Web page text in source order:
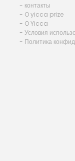
- контакты
- O yicca prize
- O Yicca
- Условия
- Политика